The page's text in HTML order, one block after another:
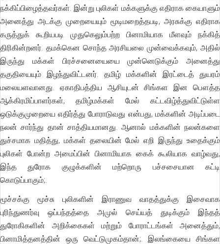
நக்கிப்பிழைத்தவர்கள். இன்று புலிகள் மக்களுக்கு எதிராக கையாளும்
அனைத்து அடக்கு முறையையும் மூடிமறைத்தபடி, அரசுக்கு எதிராக
கருத்துக் கூறியபடி முதுகெலும்பற்ற பினாமியாக மீளவும் நக்கித்
திரிகின்றனர். தமக்கென சொந்த அரசியலை முன்வைக்கவும், அதில்
இருந்து மக்கள் பிரச்சனையையை முன்னெடுக்கும் அனைத்து
தகுதியையும் இழந்துவிட்டனர். தமிழ் மக்களின் இரட்டைத் துயரம்
மலையளவானது. ஏகாதிபத்திய ஆசியுடன் சிங்கள இன பௌத்த
ஆக்கிரமிப்பாளர்கள், தமிழ்மக்கள் மேல் கட்டவிழ்த்துவிட்டுள்ள
ஒடுக்குமுறையை எதிர்த்து போராடுவது என்பது, மக்களின் அடிப்படை
நலன் சார்ந்து தான் சாத்தியமானது. ஆனால் மக்களின் நலன்களை
துச்சமாக மதித்து, மக்கள் தலையின் மேல் எறி இருந்து உதைக்கும்
புலிகள் போன்ற அமைப்பின் பினாமியாக கைக் கூலியாக வாழ்வது,
இந்த துரோக குழுக்களின் மற்றொரு பச்சசையான கட்டி
கொடுப்பாகும்;.
மூச்சக்கு மூச்சு புலிகளின் இராணுவ வாதத்துக்கு இசைவாக
புரிந்துணர்வு ஒப்பந்தத்தை அமுல் செய்யத் துடிக்கும் இந்தத்
துரோகிகளின் அறிக்கைகள் மற்றும் போராட்டங்கள் அனைத்தும்,
பினாமித்தனத்தின் ஒரு வெட்டுமுகம்தான்;. இலங்கையை சிங்கள